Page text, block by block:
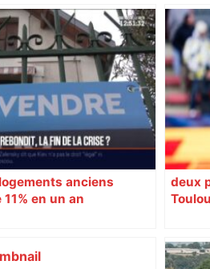
son art du jeu en
et spectaculaire.
(4 / 10)
–
anciens
en un an
deux